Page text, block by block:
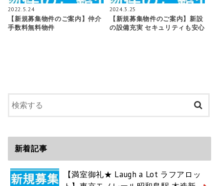
2022.5.24
【新規募集物件のご案内】仲介
手数料無料物件
2024.3.25
【新規募集物件のご案内】新設
の設備充実 セキュリティも安心
新着記事
【満室御礼★ Laugh a Lot ラフアロッ